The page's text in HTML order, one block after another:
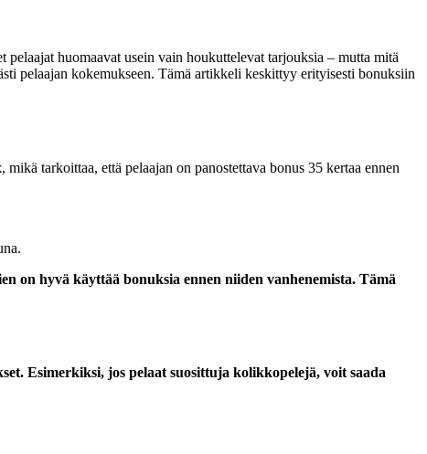
huomaavat usein vain houkuttelevat tarjouksia – mutta mitä
pelaajan kokemukseen. Tämä artikkeli keskittyy erityisesti bonuksiin
, mikä tarkoittaa, että pelaajan on panostettava bonus 35 kertaa ennen
on hyvä käyttää bonuksia ennen niiden vanhenemista. Tämä
Esimerkiksi, jos pelaat suosittuja kolikkopelejä, voit saada